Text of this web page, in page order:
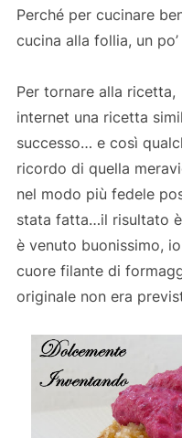
Perché per cucinare
cucina alla follia, un
Per tornare alla
internet una ricetta
successo… e così
ricordo di quella
nel modo più fedele
stata fatta…il risultato
è venuto buonissimo,
cuore filante di
originale non era